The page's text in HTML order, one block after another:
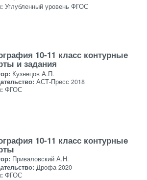
Углубленный уровень ФГОС
10-11 класс контурные
и задания
Кузнецов А.П.
АСТ-Пресс 2018
ФГОС
10-11 класс контурные
Приваловский А.Н.
Дрофа 2020
ФГОС